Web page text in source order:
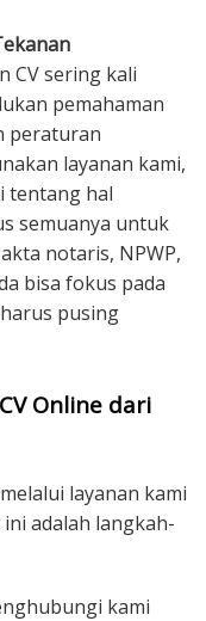
CV sering kali
pemahaman
peraturan
layanan kami,
tentang hal
semuanya untuk
notaris, NPWP,
bisa fokus pada
pusing
Online dari
layanan kami
adalah langkah-
kami